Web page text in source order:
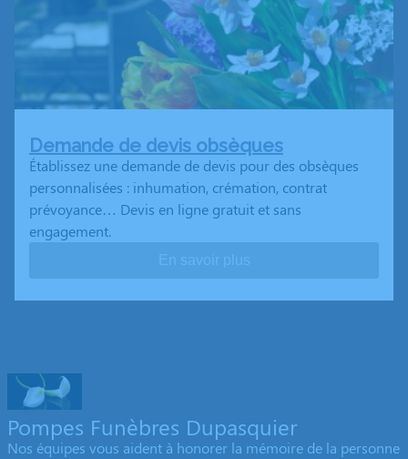
Demande de devis obsèques
Établissez une demande de devis pour des obsèques
personnalisées : inhumation, crémation, contrat
prévoyance… Devis en ligne gratuit et sans
engagement.
Pompes Funèbres Dupasquier
Nos équipes vous aident à honorer la mémoire de la personne